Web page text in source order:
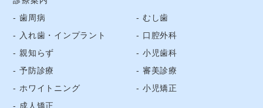
歯周病
むし歯
入れ歯・インプラント
口腔外科
親知らず
小児歯科
予防診療
審美診療
ホワイトニング
小児矯正
成人矯正